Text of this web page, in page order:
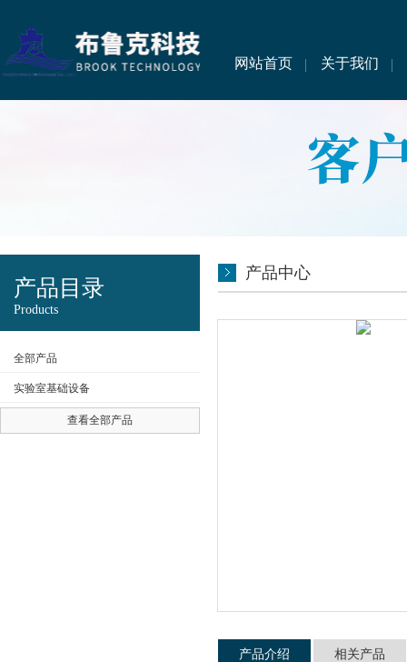
网站首页 关于我们
产品目录
Products
全部产品
实验室基础设备
查看全部产品
产品中心
产品介绍 相关产品